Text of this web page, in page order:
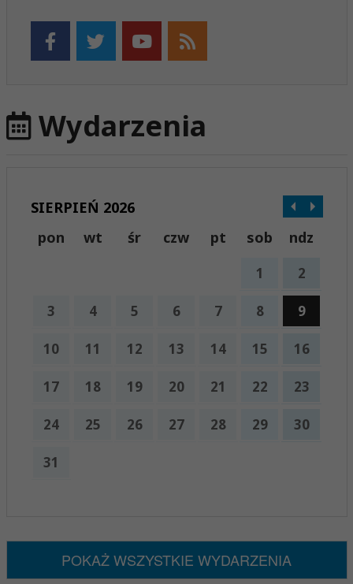
Wydarzenia
SIERPIEŃ 2026
pon
wt śr czw pt sob ndz
1 2
3 4 5 6 7 8 9
10 11 12 13 14 15 16
17 18 19 20 21 22 23
24 25 26 27 28 29 30
31
POKAŻ WSZYSTKIE WYDARZENIA